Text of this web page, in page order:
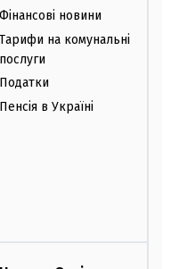
Фінансові новини
Тарифи на комунальні
послуги
Податки
Пенсія в Україні